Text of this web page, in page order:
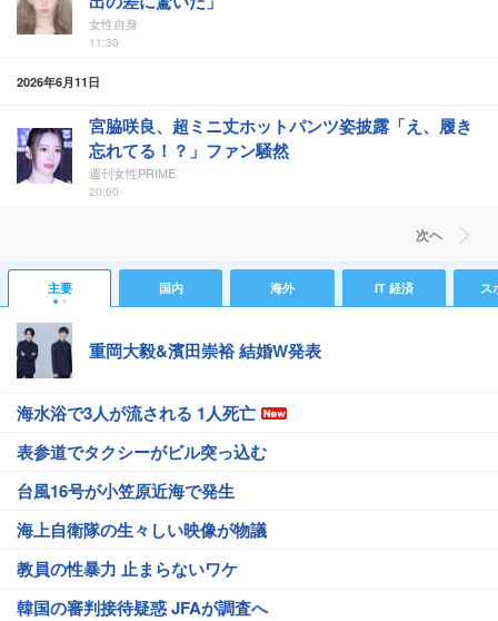
女性自身
11:30
2026年6月11日
宮脇咲良、超ミニ丈ホットパンツ姿披露「え、履き
忘れてる！？」ファン騒然
週刊女性PRIME
20:00
次ヘ
主要 国内 海外 IT 経済 ス
重岡大毅&濱田崇裕 結婚W発表
海水浴で3人が流される 1人死亡
表参道でタクシーがビル突っ込む
台風16号が小笠原近海で発生
海上自衛隊の生々しい映像が物議
教員の性暴力 止まらないワケ
韓国の審判接待疑惑 JFAが調査へ